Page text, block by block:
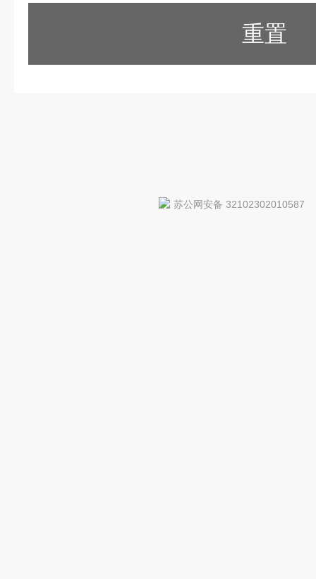
重置
苏公网安备 32102302010587